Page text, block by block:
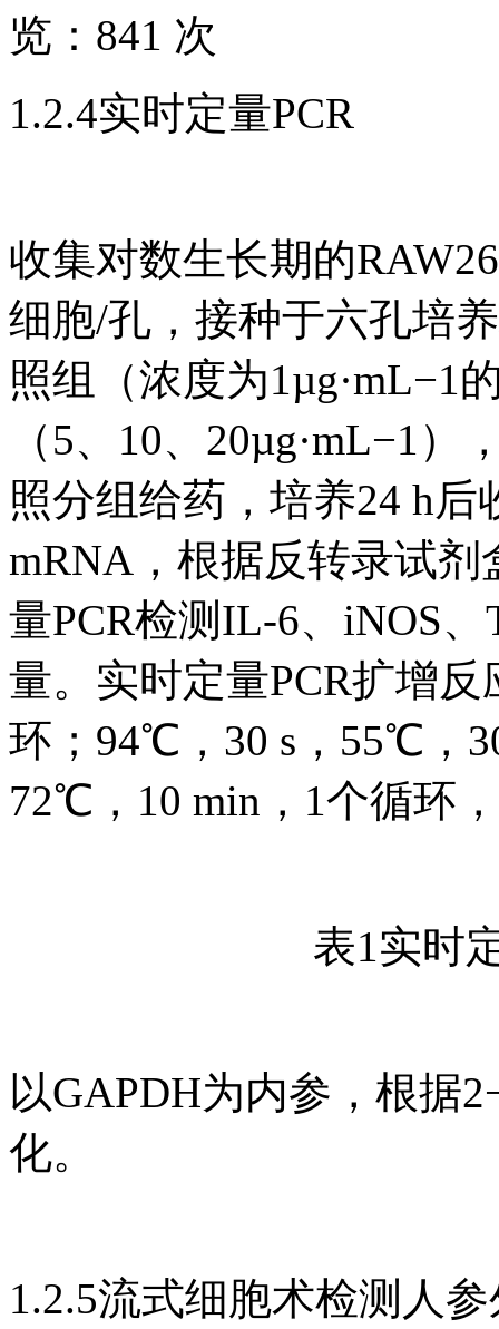
览： 841 次
1.2.4实时定量PCR
收集对数生长期的
细胞/孔，接种于六孔培
照组（浓度为1µg·mL−1
（5、10、20µg·mL−1
照分组给药，培养24 h
mRNA，根据反转录试
量PCR检测IL-6、iNOS
量。实时定量PCR扩增
环；94℃，30 s，55℃，
72℃，10 min，1个循环
表1实时
以GAPDH为内参，根据
化。
1.2.5流式细胞术检测人